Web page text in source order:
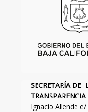
SECRETARÍA DE
Ignacio Allende